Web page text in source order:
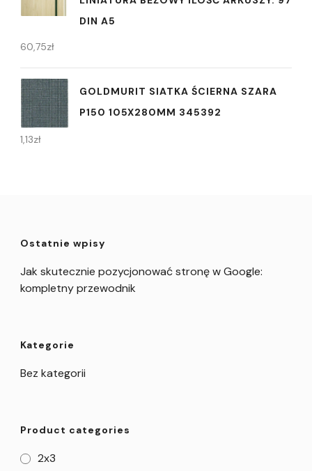
DIN A5
60,75zł
GOLDMURIT SIATKA ŚCIERNA SZARA
P150 105X280MM 345392
1,13zł
Ostatnie wpisy
Jak skutecznie pozycjonować stronę w Google:
kompletny przewodnik
Kategorie
Bez kategorii
Product categories
2x3